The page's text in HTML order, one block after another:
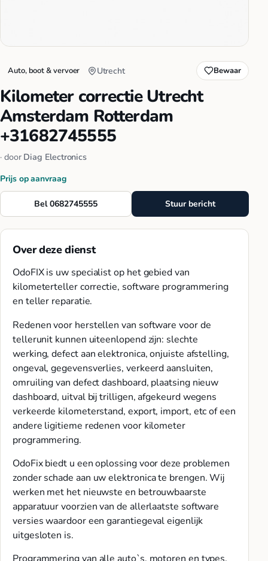
Auto, boot & vervoer Utrecht Bewaar
Kilometer correctie Utrecht
Amsterdam Rotterdam
+31682745555
· door Diag Electronics
Prijs op aanvraag
Bel 0682745555 Stuur bericht
Over deze dienst
OdoFIX is uw specialist op het gebied van
kilometerteller correctie, software programmering
en teller reparatie.
Redenen voor herstellen van software voor de
tellerunit kunnen uiteenlopend zijn: slechte
werking, defect aan elektronica, onjuiste afstelling,
ongeval, gegevensverlies, verkeerd aansluiten,
omruiling van defect dashboard, plaatsing nieuw
dashboard, uitval bij trilligen, afgekeurd wegens
verkeerde kilometerstand, export, import, etc of een
andere ligitieme redenen voor kilometer
programmering.
OdoFix biedt u een oplossing voor deze problemen
zonder schade aan uw elektronica te brengen. Wij
werken met het nieuwste en betrouwbaarste
apparatuur voorzien van de allerlaatste software
versies waardoor een garantiegeval eigenlijk
uitgesloten is.